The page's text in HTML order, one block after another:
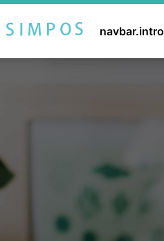
navbar.intro